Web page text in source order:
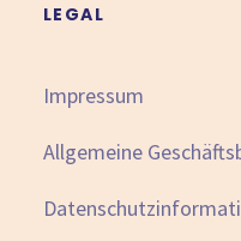
LEGAL
Impressum
Allgemeine